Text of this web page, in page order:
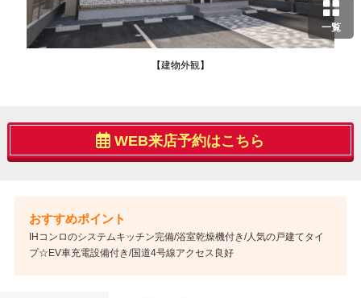
一覧
【建物外観】
WEB来店予約はこちら
IHコンロのシステムキッチン完備/浴室乾燥機付き/人気の戸建てタイ
プ☆EV車充電設備付き/国道4号線アクセス良好